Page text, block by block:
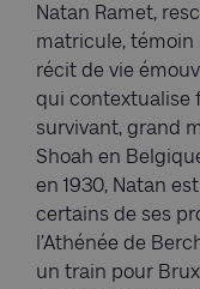
Natan Ramet,
matricule, témoin
récit de vie
qui contextualise
survivant, grand
Shoah en
en 1930, Natan
certains de ses
l’Athénée de
un train pour